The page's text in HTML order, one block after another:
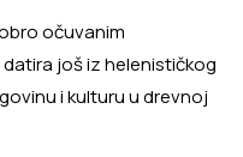
očuvanim
još iz helenističkog
i kulturu u drevnoj